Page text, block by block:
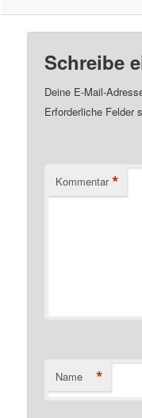
Schreibe
Deine E-Mail-
Erforderliche Felder
Kommentar *
Name *